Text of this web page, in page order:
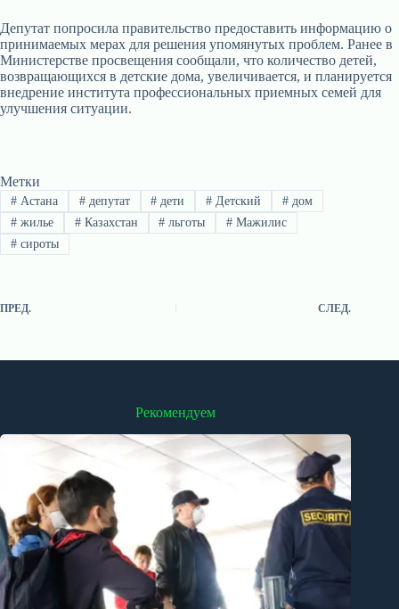
Депутат попросила правительство предоставить информацию о
принимаемых мерах для решения упомянутых проблем. Ранее в
Министерстве просвещения сообщали, что количество детей,
возвращающихся в детские дома, увеличивается, и планируется
внедрение института профессиональных приемных семей для
улучшения ситуации.
Метки
#Астана #депутат # дети # Детский # дом
#жилье #Казахстан # льготы # Мажилис
#сироты
ПРЕД. СЛЕД.
Рекомендуем